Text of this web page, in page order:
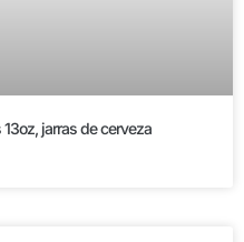
jarras de cerveza